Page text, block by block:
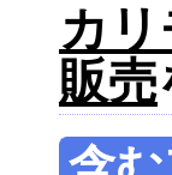
カ
販売